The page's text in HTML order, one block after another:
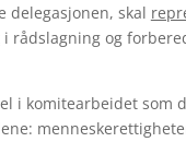
delegasjonen, skal
i rådslagning og
i komitearbeidet som